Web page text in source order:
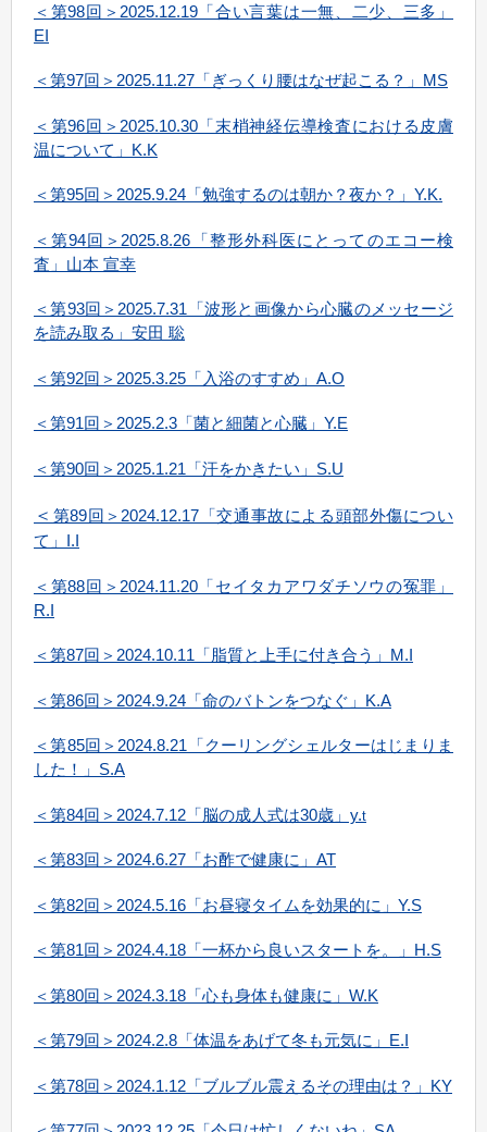
＜第98回＞2025.12.19「合い言葉は一無、二少、三多」
EI
＜第97回＞2025.11.27「ぎっくり腰はなぜ起こる？」 MS
＜第96回＞2025.10.30「末梢神経伝導検査における皮膚
温について」K.K
＜第95回＞2025.9.24「勉強するのは朝か？夜か？」Y.K.
＜第94回＞2025.8.26「整形外科医にとってのエコー検
査」山本 宣幸
＜第93回＞2025.7.31「波形と画像から心臓のメッセージ
を読み取る」安田 聡
＜第92回＞2025.3.25「入浴のすすめ」A.O
＜第91回＞2025.2.3「菌と細菌と心臓」Y.E
＜第90回＞2025.1.21「汗をかきたい」S.U
＜ 第89回＞2024.12.17「交通事故による頭部外傷につい
て」I.I
＜第88回＞2024.11.20「セイタカアワダチソウの冤罪」
R.I
＜第87回＞2024.10.11「脂質と上手に付き合う」M.I
＜第86回＞2024.9.24「命のバトンをつなぐ」K.A
＜第85回＞2024.8.21「クーリングシェルターはじまりま
した！」S.A
＜第84回＞2024.7.12「脳の成人式は30歳」y.t
＜第83回＞2024.6.27「お酢で健康に」AT
＜第82回＞2024.5.16「お昼寝タイムを効果的に」Y.S
＜第81回＞2024.4.18「一杯から良いスタートを。」H.S
＜第80回＞2024.3.18「心も身体も健康に」W.K
＜第79回＞2024.2.8「体温をあげて冬も元気に」E.I
＜第78回＞2024.1.12「ブルブル震えるその理由は？」KY